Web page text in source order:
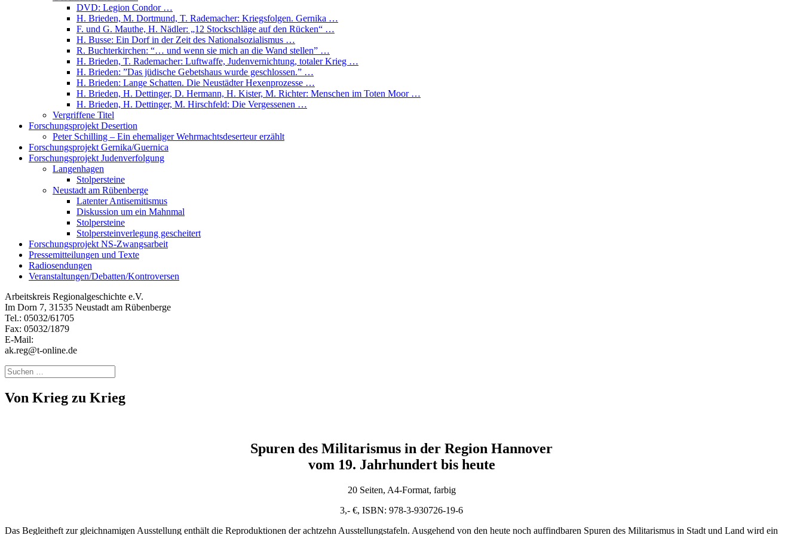
DVD: Legion Condor …
H. Brieden, M. Dortmund, T. Rademacher: Kriegsfolgen. Gernika …
F. und G. Mauthe, H. Nädler: „12 Stockschläge auf den Rücken“ …
H. Busse: Ein Dorf in der Zeit des Nationalsozialismus …
R. Buchterkirchen: “… und wenn sie mich an die Wand stellen” …
H. Brieden, T. Rademacher: Luftwaffe, Judenvernichtung, totaler Krieg …
H. Brieden: ”Das jüdische Gebetshaus wurde geschlossen.” …
H. Brieden: Lange Schatten. Die Neustädter Hexenprozesse …
H. Brieden, H. Dettinger, D. Hermann, H. Kister, M. Richter: Menschen im Toten Moor …
H. Brieden, H. Dettinger, M. Hirschfeld: Die Vergessenen …
Vergriffene Titel
Forschungsprojekt Desertion
Peter Schilling – Ein ehemaliger Wehrmachtsdeserteur erzählt
Forschungsprojekt Gernika/Guernica
Forschungsprojekt Judenverfolgung
Langenhagen
Stolpersteine
Neustadt am Rübenberge
Latenter Antisemitismus
Diskussion um ein Mahnmal
Stolpersteine
Stolpersteinverlegung gescheitert
Forschungsprojekt NS-Zwangsarbeit
Pressemitteilungen und Texte
Radiosendungen
Veranstaltungen/Debatten/Kontroversen
Arbeitskreis Regionalgeschichte e.V.
Im Dorn 7, 31535 Neustadt am Rübenberge
Tel.: 05032/61705
Fax: 05032/1879
E-Mail:
ak.reg@t-online.de
Suchen
nach:
Von Krieg zu Krieg
Spuren des Militarismus in der Region Hannover
vom 19. Jahrhundert bis heute
20 Seiten, A4-Format, farbig
3,- €, ISBN: 978-3-930726-19-6
Das Begleitheft zur gleichnamigen Ausstellung enthält die Reproduktionen der achtzehn Ausstellungstafeln. Ausgehend von den heute noch auffindbaren Spuren des Militarismus in Stadt und Land wird ein